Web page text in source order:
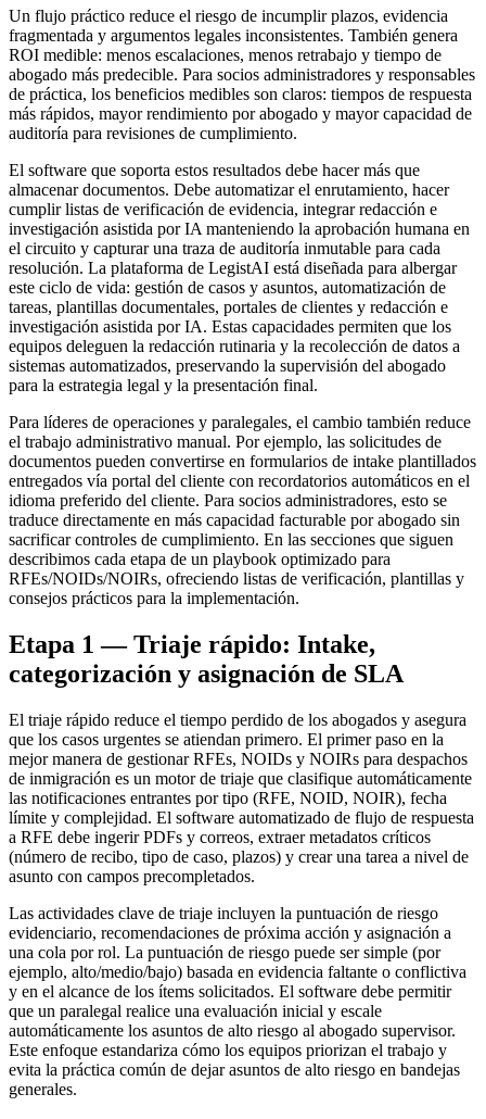
Un flujo práctico reduce el riesgo de incumplir plazos, evidencia
fragmentada y argumentos legales inconsistentes. También genera
ROI medible: menos escalaciones, menos retrabajo y tiempo de
abogado más predecible. Para socios administradores y responsables
de práctica, los beneficios medibles son claros: tiempos de respuesta
más rápidos, mayor rendimiento por abogado y mayor capacidad de
auditoría para revisiones de cumplimiento.
El software que soporta estos resultados debe hacer más que
almacenar documentos. Debe automatizar el enrutamiento, hacer
cumplir listas de verificación de evidencia, integrar redacción e
investigación asistida por IA manteniendo la aprobación humana en
el circuito y capturar una traza de auditoría inmutable para cada
resolución. La plataforma de LegistAI está diseñada para albergar
este ciclo de vida: gestión de casos y asuntos, automatización de
tareas, plantillas documentales, portales de clientes y redacción e
investigación asistida por IA. Estas capacidades permiten que los
equipos deleguen la redacción rutinaria y la recolección de datos a
sistemas automatizados, preservando la supervisión del abogado
para la estrategia legal y la presentación final.
Para líderes de operaciones y paralegales, el cambio también reduce
el trabajo administrativo manual. Por ejemplo, las solicitudes de
documentos pueden convertirse en formularios de intake plantillados
entregados vía portal del cliente con recordatorios automáticos en el
idioma preferido del cliente. Para socios administradores, esto se
traduce directamente en más capacidad facturable por abogado sin
sacrificar controles de cumplimiento. En las secciones que siguen
describimos cada etapa de un playbook optimizado para
RFEs/NOIDs/NOIRs, ofreciendo listas de verificación, plantillas y
consejos prácticos para la implementación.
Etapa 1 — Triaje rápido: Intake,
categorización y asignación de SLA
El triaje rápido reduce el tiempo perdido de los abogados y asegura
que los casos urgentes se atiendan primero. El primer paso en la
mejor manera de gestionar RFEs, NOIDs y NOIRs para despachos
de inmigración es un motor de triaje que clasifique automáticamente
las notificaciones entrantes por tipo (RFE, NOID, NOIR), fecha
límite y complejidad. El software automatizado de flujo de respuesta
a RFE debe ingerir PDFs y correos, extraer metadatos críticos
(número de recibo, tipo de caso, plazos) y crear una tarea a nivel de
asunto con campos precompletados.
Las actividades clave de triaje incluyen la puntuación de riesgo
evidenciario, recomendaciones de próxima acción y asignación a
una cola por rol. La puntuación de riesgo puede ser simple (por
ejemplo, alto/medio/bajo) basada en evidencia faltante o conflictiva
y en el alcance de los ítems solicitados. El software debe permitir
que un paralegal realice una evaluación inicial y escale
automáticamente los asuntos de alto riesgo al abogado supervisor.
Este enfoque estandariza cómo los equipos priorizan el trabajo y
evita la práctica común de dejar asuntos de alto riesgo en bandejas
generales.